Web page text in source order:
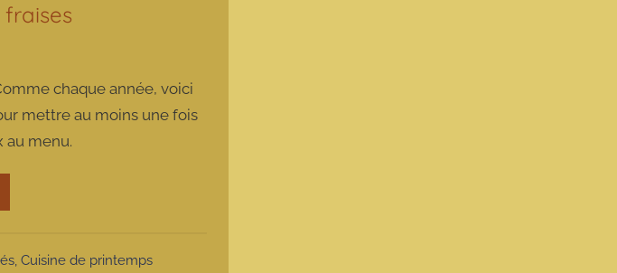
chaque année, voici
mettre au moins une fois
au menu.
, Cuisine de printemps